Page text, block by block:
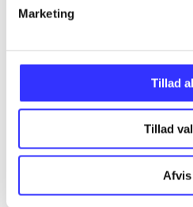
Marketing
Tillad
Tillad
Afvis
Artikler